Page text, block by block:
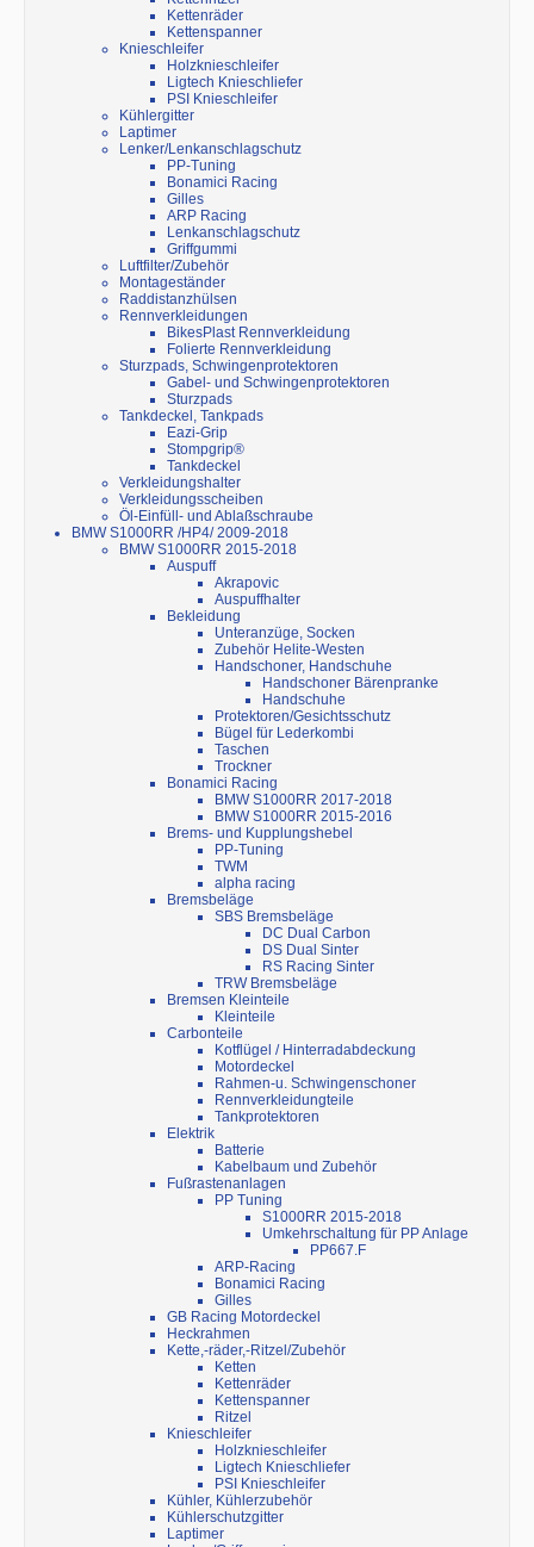
Kettenräder
Kettenspanner
Knieschleifer
Holzknieschleifer
Ligtech Knieschliefer
PSI Knieschleifer
Kühlergitter
Laptimer
Lenker/Lenkanschlagschutz
PP-Tuning
Bonamici Racing
Gilles
ARP Racing
Lenkanschlagschutz
Griffgummi
Luftfilter/Zubehör
Montageständer
Raddistanzhülsen
Rennverkleidungen
BikesPlast Rennverkleidung
Folierte Rennverkleidung
Sturzpads, Schwingenprotektoren
Gabel- und Schwingenprotektoren
Sturzpads
Tankdeckel, Tankpads
Eazi-Grip
Stompgrip®
Tankdeckel
Verkleidungshalter
Verkleidungsscheiben
Öl-Einfüll- und Ablaßschraube
BMW S1000RR /HP4/ 2009-2018
BMW S1000RR 2015-2018
Auspuff
Akrapovic
Auspuffhalter
Bekleidung
Unteranzüge, Socken
Zubehör Helite-Westen
Handschoner, Handschuhe
Handschoner Bärenpranke
Handschuhe
Protektoren/Gesichtsschutz
Bügel für Lederkombi
Taschen
Trockner
Bonamici Racing
BMW S1000RR 2017-2018
BMW S1000RR 2015-2016
Brems- und Kupplungshebel
PP-Tuning
TWM
alpha racing
Bremsbeläge
SBS Bremsbeläge
DC Dual Carbon
DS Dual Sinter
RS Racing Sinter
TRW Bremsbeläge
Bremsen Kleinteile
Kleinteile
Carbonteile
Kotflügel / Hinterradabdeckung
Motordeckel
Rahmen-u. Schwingenschoner
Rennverkleidungteile
Tankprotektoren
Elektrik
Batterie
Kabelbaum und Zubehör
Fußrastenanlagen
PP Tuning
S1000RR 2015-2018
Umkehrschaltung für PP Anlage
PP667.F
ARP-Racing
Bonamici Racing
Gilles
GB Racing Motordeckel
Heckrahmen
Kette,-räder,-Ritzel/Zubehör
Ketten
Kettenräder
Kettenspanner
Ritzel
Knieschleifer
Holzknieschleifer
Ligtech Knieschliefer
PSI Knieschleifer
Kühler, Kühlerzubehör
Kühlerschutzgitter
Laptimer